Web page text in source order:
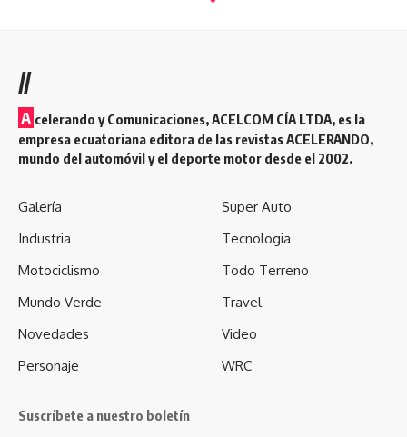
//
A celerando y Comunicaciones, ACELCOM CÍA LTDA, es la
empresa ecuatoriana editora de las revistas ACELERANDO,
mundo del automóvil y el deporte motor desde el 2002.
Galería
Industria
Motociclismo
Mundo Verde
Novedades
Personaje
Super Auto
Tecnologia
Todo Terreno
Travel
Video
WRC
Suscríbete a nuestro boletín